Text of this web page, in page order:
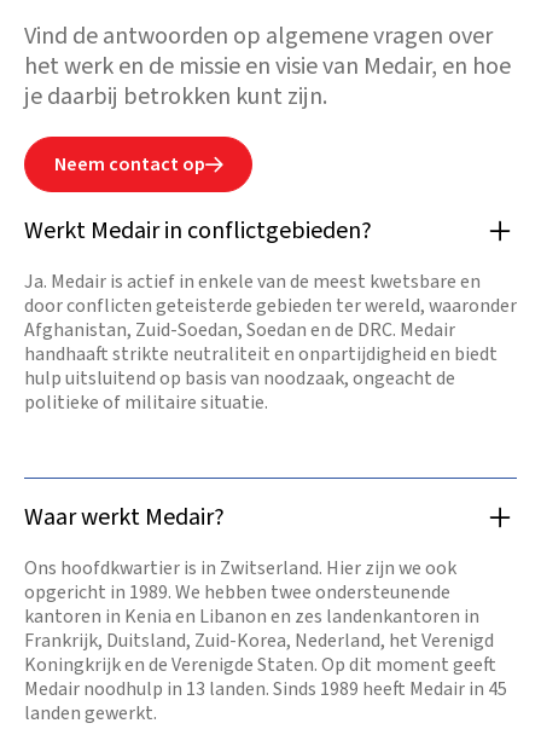
Vind de antwoorden op algemene vragen over
het werk en de missie en visie van Medair, en hoe
je daarbij betrokken kunt zijn.
Neem contact op
Werkt Medair in conflictgebieden?
Ja. Medair is actief in enkele van de meest kwetsbare en
door conflicten geteisterde gebieden ter wereld, waaronder
Afghanistan, Zuid-Soedan, Soedan en de DRC. Medair
handhaaft strikte neutraliteit en onpartijdigheid en biedt
hulp uitsluitend op basis van noodzaak, ongeacht de
politieke of militaire situatie.
Waar werkt Medair?
Ons hoofdkwartier is in Zwitserland. Hier zijn we ook
opgericht in 1989. We hebben twee ondersteunende
kantoren in Kenia en Libanon en zes landenkantoren in
Frankrijk, Duitsland, Zuid-Korea, Nederland, het Verenigd
Koningkrijk en de Verenigde Staten. Op dit moment geeft
Medair noodhulp in 13 landen. Sinds 1989 heeft Medair in 45
landen gewerkt.